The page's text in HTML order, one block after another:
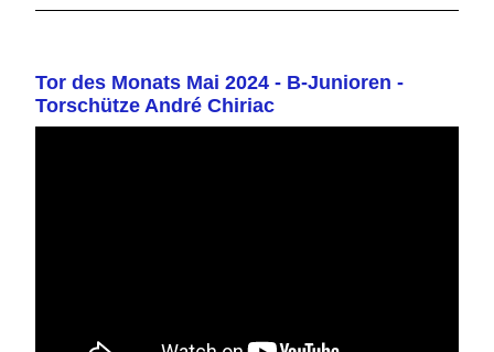
Tor des Monats Mai 2024 - B-Junioren -
Torschütze André Chiriac